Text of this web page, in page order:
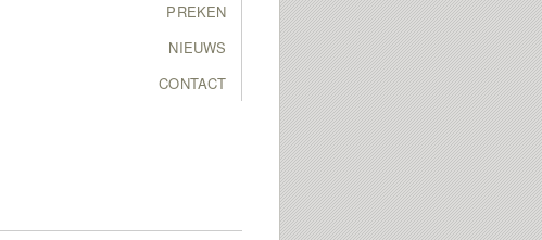
PREKEN
NIEUWS
CONTACT